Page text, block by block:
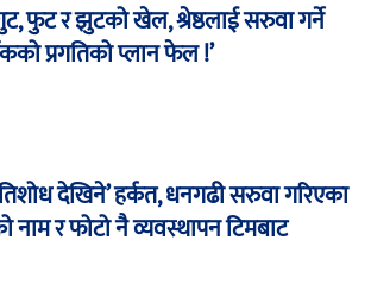
फुट र झुटको खेल, श्रेष्ठलाई सरुवा गर्ने
प्रगतिको प्लान फेल !’
देखिने’ हर्कत, धनगढी सरुवा गरिएका
नाम र फोटो नै व्यवस्थापन टिमबाट